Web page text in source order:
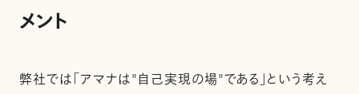
メント
弊社では「アマナは"自己実現の場"である」という考え